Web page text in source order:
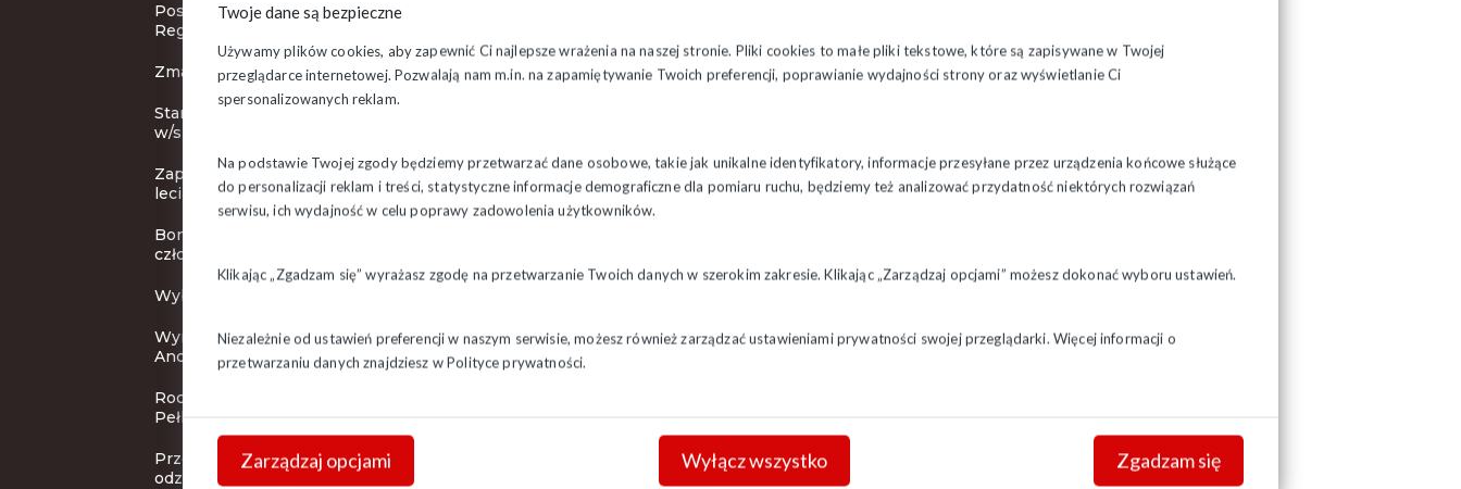
Twoje dane są bezpieczne
Używamy plików cookies, aby zapewnić Ci najlepsze wrażenia na naszej stronie. Pliki cookies to małe pliki tekstowe, które są zapisywane w Twojej
przeglądarce internetowej. Pozwalają nam m.in. na zapamiętywanie Twoich preferencji, poprawianie wydajności strony oraz wyświetlanie Ci
spersonalizowanych reklam.
Na podstawie Twojej zgody będziemy przetwarzać dane osobowe, takie jak unikalne identyfikatory, informacje przesyłane przez urządzenia końcowe służące
do personalizacji reklam i treści, statystyczne informacje demograficzne dla pomiaru ruchu, będziemy też analizować przydatność niektórych rozwiązań
serwisu, ich wydajność w celu poprawy zadowolenia użytkowników.
Klikając „Zgadzam się” wyrażasz zgodę na przetwarzanie Twoich danych w szerokim zakresie. Klikając „Zarządzaj opcjami” możesz dokonać wyboru ustawień.
Niezależnie od ustawień preferencji w naszym serwisie, możesz również zarządzać ustawieniami prywatności swojej przeglądarki. Więcej informacji o
przetwarzaniu danych znajdziesz wPolityce prywatności.
Zarządzaj opcjami Wyłącz wszystko Zgadzam się
Posiedzenie Zarządu
Regionu
Zmarła Gizela Czarnecka
Stanowisko Prezydium ZR
w/s Białorusi
Zapraszamy na obchody 40-
lecia "S"
Bon wypoczynkowy dla
członków "Solidarności"
Wybory Prezydenta RP
Wyróżnienie Prezydenta
Andrzeja Dudy
Rocznica śmierci ks.
Pełkowskiego
Przewodniczący Regionu
odznaczony